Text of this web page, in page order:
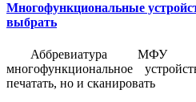
Многофункциональные
выбрать
Аббревиатура МФУ
многофункциональное
печатать, но и сканировать